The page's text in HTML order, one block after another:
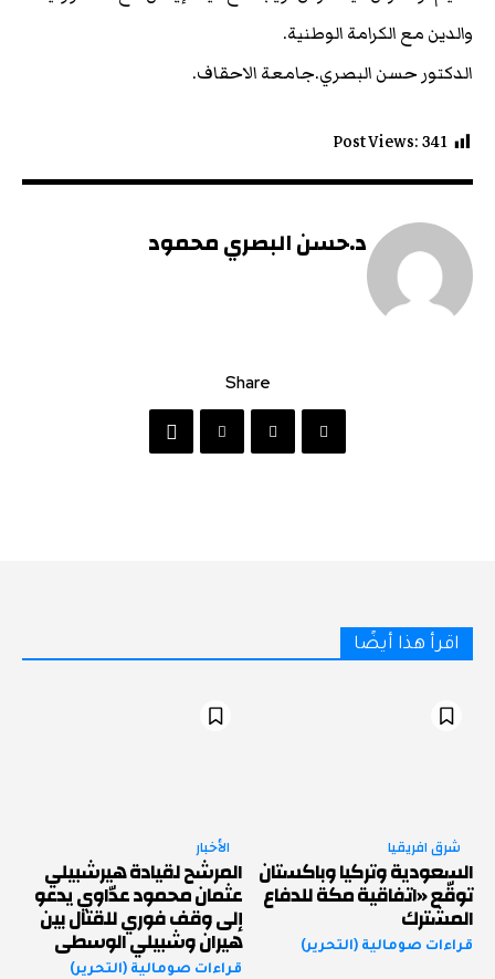
والدين مع الكرامة الوطنية.
الدكتور حسن البصري.جامعة الاحقاف.
Post Views:341
د.حسن البصري محمود
Share
اقرأ هذا أيضًا
شرق افريقيا
السعودية وتركيا وباكستان
توقّع «اتفاقية مكة للدفاع
المشترك
قراءات صومالية (التحرير)
الأخبار
المرشح لقيادة هيرشبيلي
عثمان محمود عدّاوي يدعو
إلى وقف فوري للقتال بين
هيران وشبيلي الوسطى
قراءات صومالية (التحرير)